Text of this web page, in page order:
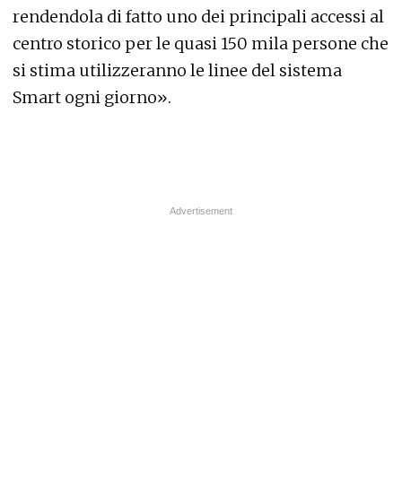
rendendola di fatto uno dei principali accessi al
centro storico per le quasi 150 mila persone che
si stima utilizzeranno le linee del sistema
Smart ogni giorno».